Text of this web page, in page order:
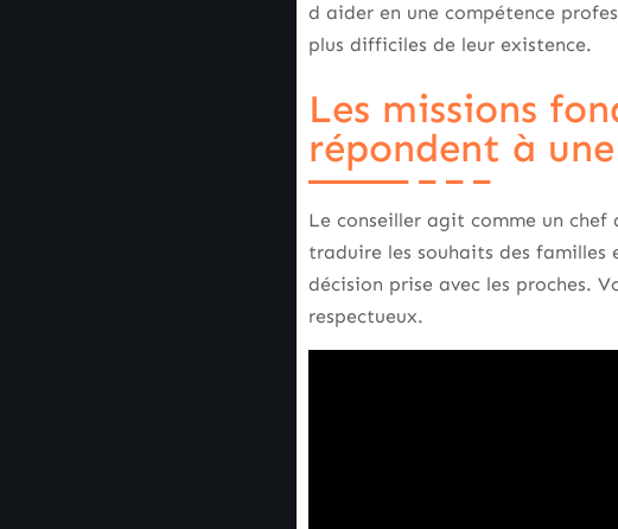
d aider en une compétence
plus difficiles de leur existence.
Les missions
répondent à
Le conseiller agit comme un
traduire les souhaits des familles
décision prise avec les proches.
respectueux.